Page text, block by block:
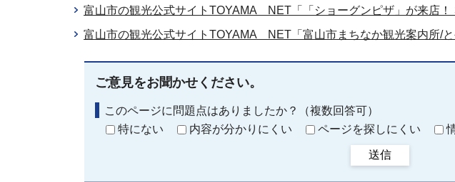
富山市の観光公式サイトTOYAMA NET「「ショーグンピザ」が来店！
富山市の観光公式サイトTOYAMA NET「富山市まちなか観光案内所/と
ご意見をお聞かせください。
このページに問題点はありましたか？（複数回答可）
特にない
内容が分かりにくい ページを探しにくい
送信